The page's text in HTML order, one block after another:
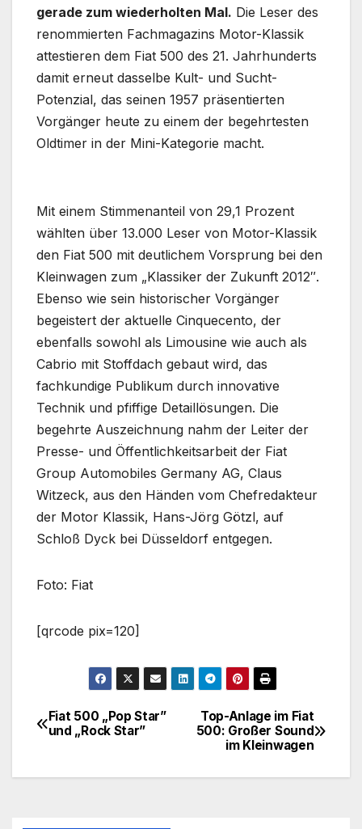
gerade zum wiederholten Mal. Die Leser des
renommierten Fachmagazins Motor-Klassik
attestieren dem Fiat 500 des 21. Jahrhunderts
damit erneut dasselbe Kult- und Sucht-
Potenzial, das seinen 1957 präsentierten
Vorgänger heute zu einem der begehrtesten
Oldtimer in der Mini-Kategorie macht.
Mit einem Stimmenanteil von 29,1 Prozent
wählten über 13.000 Leser von Motor-Klassik
den Fiat 500 mit deutlichem Vorsprung bei den
Kleinwagen zum „Klassiker der Zukunft 2012″.
Ebenso wie sein historischer Vorgänger
begeistert der aktuelle Cinquecento, der
ebenfalls sowohl als Limousine wie auch als
Cabrio mit Stoffdach gebaut wird, das
fachkundige Publikum durch innovative
Technik und pfiffige Detaillösungen. Die
begehrte Auszeichnung nahm der Leiter der
Presse- und Öffentlichkeitsarbeit der Fiat
Group Automobiles Germany AG, Claus
Witzeck, aus den Händen vom Chefredakteur
der Motor Klassik, Hans-Jörg Götzl, auf
Schloß Dyck bei Düsseldorf entgegen.
Foto: Fiat
[qrcode pix=120]
Beitragsnavigation
Top-Anlage im Fiat
500: Großer Sound
im Kleinwagen
Fiat 500 „Pop Star”
und „Rock Star”